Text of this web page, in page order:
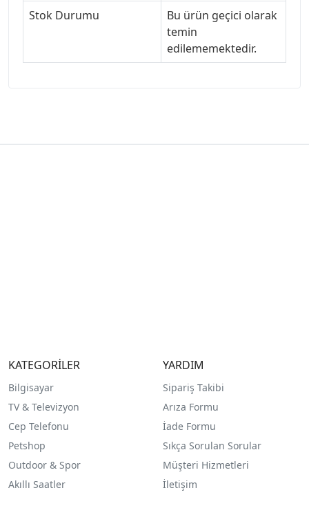
Stok Durumu
Bu ürün geçici olarak
temin
edilememektedir.
KATEGORİLER
Bilgisayar
TV & Televizyon
Cep Telefonu
Petshop
Outdoor & Spor
Akıllı Saatler
YARDIM
Sipariş Takibi
Arıza Formu
İade Formu
Sıkça Sorulan Sorular
Müşteri Hizmetleri
İletişim